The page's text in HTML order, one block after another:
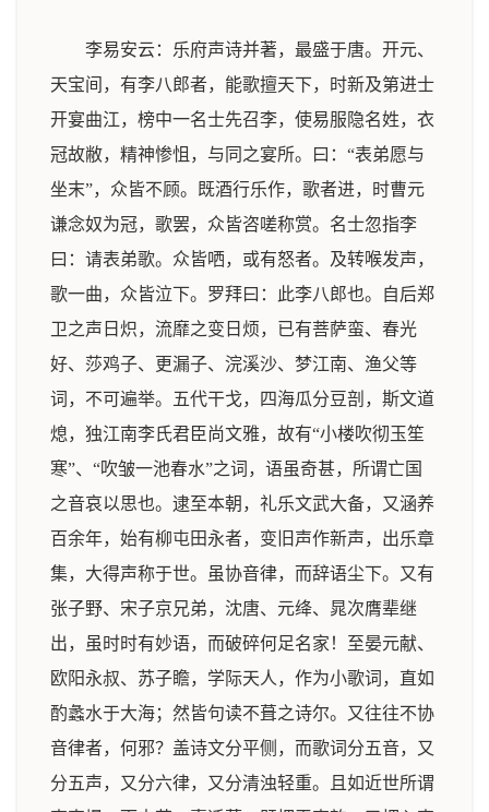
李易安云：乐府声诗并著，最盛于唐。开元、
天宝间，有李八郎者，能歌擅天下，时新及第进士
开宴曲江，榜中一名士先召李，使易服隐名姓，衣
冠故敝，精神惨怚，与同之宴所。曰：“表弟愿与
坐末”，众皆不顾。既酒行乐作，歌者进，时曹元
谦念奴为冠，歌罢，众皆咨嗟称赏。名士忽指李
曰：请表弟歌。众皆哂，或有怒者。及转喉发声，
歌一曲，众皆泣下。罗拜曰：此李八郎也。自后郑
卫之声日炽，流靡之变日烦，已有菩萨蛮、春光
好、莎鸡子、更漏子、浣溪沙、梦江南、渔父等
词，不可遍举。五代干戈，四海瓜分豆剖，斯文道
熄，独江南李氏君臣尚文雅，故有“小楼吹彻玉笙
寒”、“吹皱一池春水”之词，语虽奇甚，所谓亡国
之音哀以思也。逮至本朝，礼乐文武大备，又涵养
百余年，始有柳屯田永者，变旧声作新声，出乐章
集，大得声称于世。虽协音律，而辞语尘下。又有
张子野、宋子京兄弟，沈唐、元绛、晁次膺辈继
出，虽时时有妙语，而破碎何足名家！至晏元献、
欧阳永叔、苏子瞻，学际天人，作为小歌词，直如
酌蠡水于大海；然皆句读不葺之诗尔。又往往不协
音律者，何邪？盖诗文分平侧，而歌词分五音，又
分五声，又分六律，又分清浊轻重。且如近世所谓